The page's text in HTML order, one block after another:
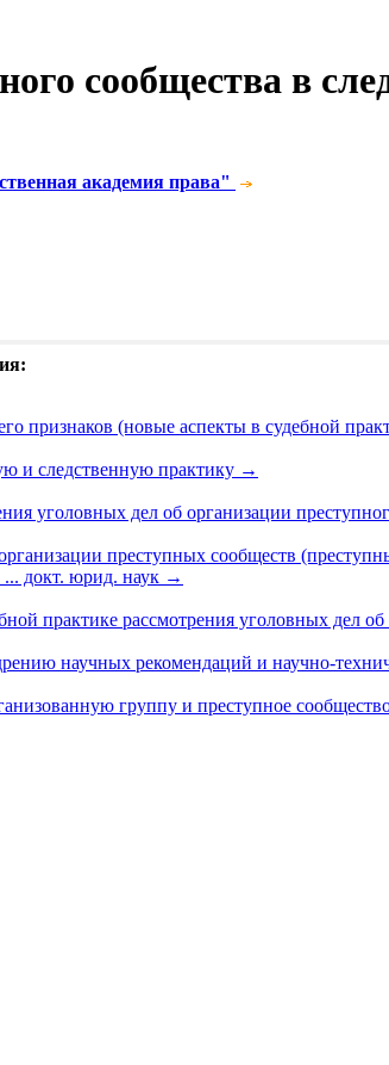
сообщества в
академия права"
признаков (новые аспекты в судебной
и следственную практику →
уголовных дел об организации
преступных сообществ
докт. юрид. наук →
практике рассмотрения уголовных дел
научных рекомендаций и научно-
группу и преступное